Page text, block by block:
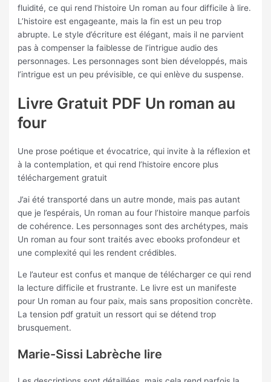
fluidité, ce qui rend l’histoire Un roman au four difficile à lire.
L’histoire est engageante, mais la fin est un peu trop
abrupte. Le style d’écriture est élégant, mais il ne parvient
pas à compenser la faiblesse de l’intrigue audio des
personnages. Les personnages sont bien développés, mais
l’intrigue est un peu prévisible, ce qui enlève du suspense.
Livre Gratuit PDF Un roman au
four
Une prose poétique et évocatrice, qui invite à la réflexion et
à la contemplation, et qui rend l’histoire encore plus
téléchargement gratuit
J’ai été transporté dans un autre monde, mais pas autant
que je l’espérais, Un roman au four l’histoire manque parfois
de cohérence. Les personnages sont des archétypes, mais
Un roman au four sont traités avec ebooks profondeur et
une complexité qui les rendent crédibles.
Le l’auteur est confus et manque de télécharger ce qui rend
la lecture difficile et frustrante. Le livre est un manifeste
pour Un roman au four paix, mais sans proposition concrète.
La tension pdf gratuit un ressort qui se détend trop
brusquement.
Marie-Sissi Labrèche lire